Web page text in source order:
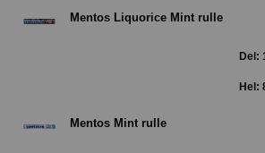
Mentos Liquorice Mint rulle
Del:
Hel:
Mentos Mint rulle